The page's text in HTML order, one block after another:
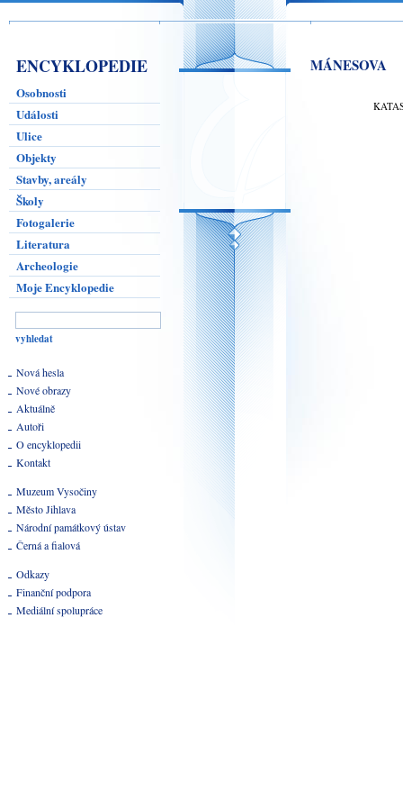
ENCYKLOPEDIE
Osobnosti
Události
Ulice
Objekty
Stavby, areály
Školy
Fotogalerie
Literatura
Archeologie
Moje Encyklopedie
Nová hesla
Nové obrazy
Aktuálně
Autoři
O encyklopedii
Kontakt
Muzeum Vysočiny
Město Jihlava
Národní památkový ústav
Černá a fialová
Odkazy
Finanční podpora
Mediální spolupráce
MÁNESOVA